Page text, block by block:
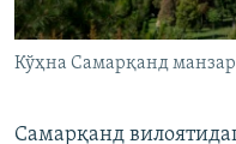
Кўҳна Самарқанд
Самарқанд